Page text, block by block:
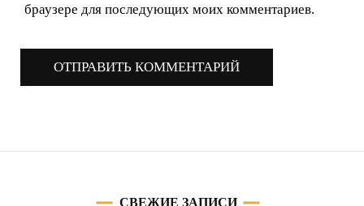
браузере для последующих моих комментариев.
СВЕЖИЕ ЗАПИСИ